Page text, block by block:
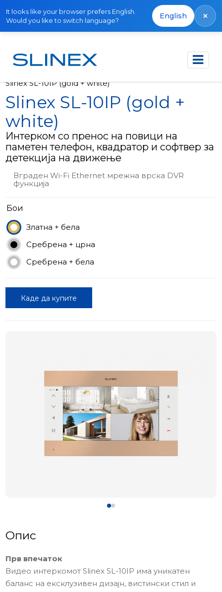
It looks like your browser prefers English.
Would you like to switch language?
English ×
Почетна Производи
Slinex SL-10IP (gold + white)
Slinex SL-10IP (gold +
white)
Интерком со пренос на повици на
паметен телефон, квадратор и софтвер за
детекција на движење
Вграден Wi-Fi Ethernet мрежна врска DVR
функција
Бои
Златна + бела
Сребрена + црна
Сребрена + бела
Каде да купите
Опис
Прв впечаток
Видео интеркомот Slinex SL-10IP има уникатен
баланс на ексклузивен дизајн, вистински стил и